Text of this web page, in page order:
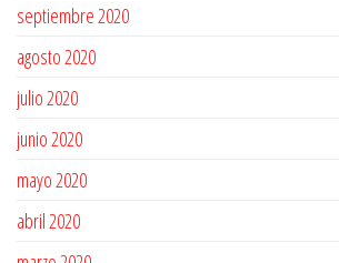
septiembre 2020
agosto 2020
julio 2020
junio 2020
mayo 2020
abril 2020